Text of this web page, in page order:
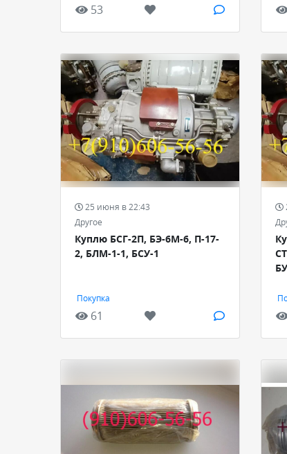
53
25 июня в 22:43
Другое
Куплю БСГ-2П, БЭ-6М-6, П-17-
2, БЛМ-1-1, БСУ-1
Покупка
61